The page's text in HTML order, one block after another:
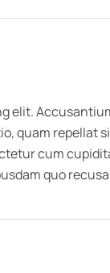
elit.
quam repellat
cum
quo